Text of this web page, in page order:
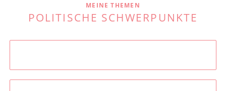
MEINE THEMEN
POLITISCHE SCHWERPUNKTE